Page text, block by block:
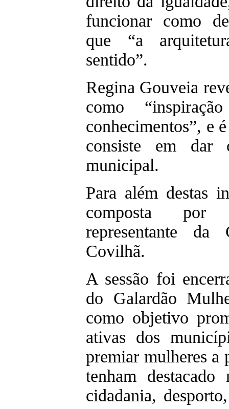
funcionar como
que “a
sentido”.
Regina Gouveia
como
conhecimentos”, e
consiste em dar
municipal.
Para além destas
composta por
representante
Covilhã.
A sessão foi
do Galardão
como objetivo
ativas dos
premiar mulheres a
tenham
cidadania,